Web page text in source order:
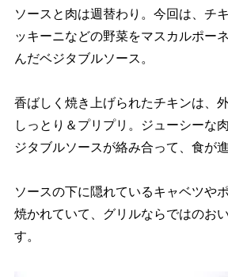
ソースと肉は週替わり。今回は、チ
ッキーニなどの野菜をマスカルポー
んだベジタブルソース。
香ばしく焼き上げられたチキンは、
しっとり＆プリプリ。ジューシーな
ジタブルソースが絡み合って、食が
ソースの下に隠れているキャベツや
焼かれていて、グリルならではのお
す。